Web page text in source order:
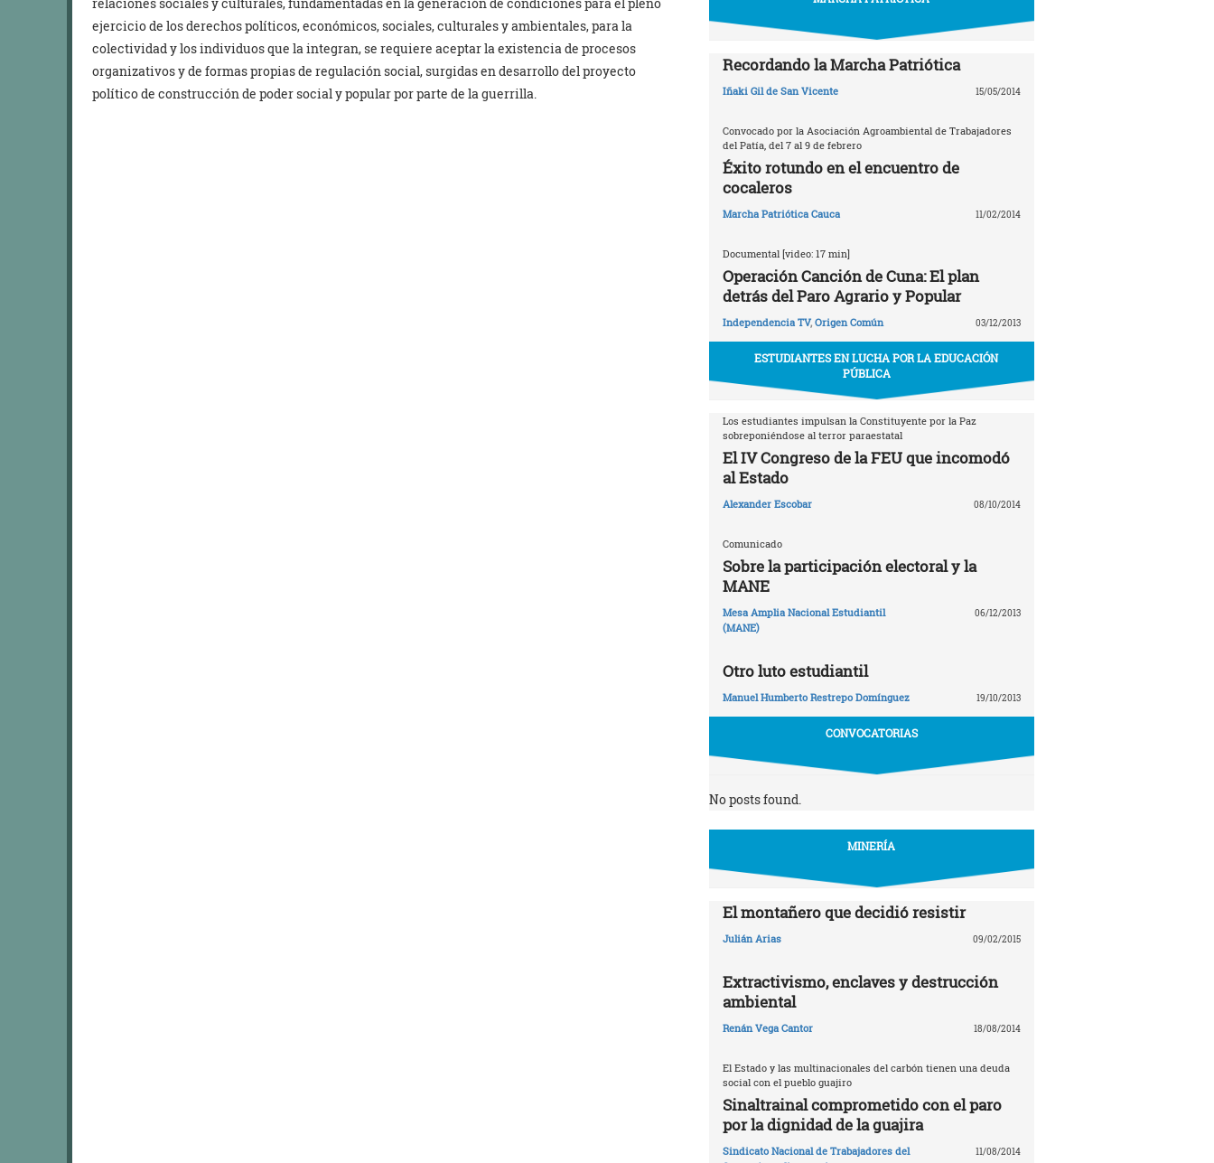
ejercicio de los derechos políticos, económicos, sociales, culturales y ambientales, para la
colectividad y los individuos que la integran, se requiere aceptar la existencia de procesos
organizativos y de formas propias de regulación social, surgidas en desarrollo del proyecto
político de construcción de poder social y popular por parte de la guerrilla.
Recordando la Marcha Patriótica
Iñaki Gil de San Vicente 15/05/2014
Convocado por la Asociación Agroambiental de Trabajadores
del Patía, del 7 al 9 de febrero
Éxito rotundo en el encuentro de
cocaleros
Marcha Patriótica Cauca 11/02/2014
Documental [video: 17 min]
Operación Canción de Cuna: El plan
detrás del Paro Agrario y Popular
Independencia TV, Origen Común 03/12/2013
ESTUDIANTES EN LUCHA POR LA EDUCACIÓN
PÚBLICA
Los estudiantes impulsan la Constituyente por la Paz
sobreponiéndose al terror paraestatal
El IV Congreso de la FEU que incomodó
al Estado
Alexander Escobar 08/10/2014
Comunicado
Sobre la participación electoral y la
MANE
Mesa Amplia Nacional Estudiantil
(MANE)
06/12/2013
Otro luto estudiantil
Manuel Humberto Restrepo Domínguez 19/10/2013
CONVOCATORIAS
No posts found.
MINERÍA
El montañero que decidió resistir
Julián Arias 09/02/2015
Extractivismo, enclaves y destrucción
ambiental
Renán Vega Cantor 18/08/2014
El Estado y las multinacionales del carbón tienen una deuda
social con el pueblo guajiro
Sinaltrainal comprometido con el paro
por la dignidad de la guajira
Sindicato Nacional de Trabajadores del
11/08/2014